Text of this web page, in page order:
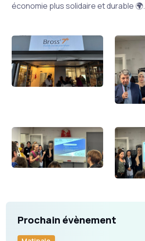
économie plus solidaire et durable 🌍.
Prochain évènement